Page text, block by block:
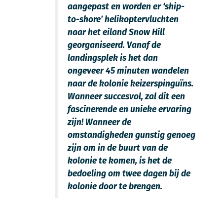
aangepast en worden er ‘ship-
to-shore’ helikoptervluchten
naar het eiland Snow Hill
georganiseerd. Vanaf de
landingsplek is het dan
ongeveer 45 minuten wandelen
naar de kolonie keizerspinguïns.
Wanneer succesvol, zal dit een
fascinerende en unieke ervaring
zijn! Wanneer de
omstandigheden gunstig genoeg
zijn om in de buurt van de
kolonie te komen, is het de
bedoeling om twee dagen bij de
kolonie door te brengen.